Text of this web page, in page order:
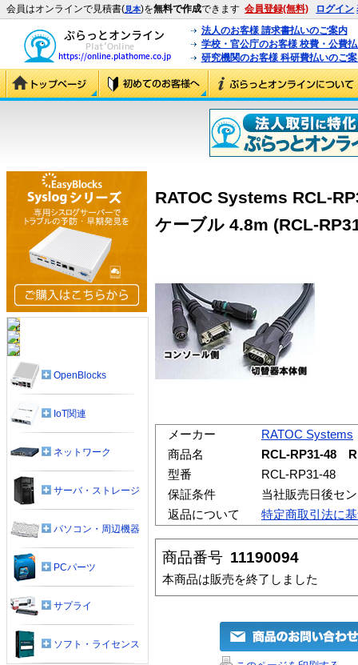
会員はオンラインで見積書(見本)を無料で作成できます 会員登録(無料) ログイン
法人のお客様 請求書払いのご案内
学校・官公庁のお客様 校費・公費
研究機関のお客様 科研費払いのご
RATOC Systems RCL-
ケーブル 4.8m (RCL-
メーカー
RATOC Systems
商品名
RCL-RP31-48
型番
RCL-RP31-48
保証条件
当社販売日後セ
返品について
特定商取引法に
商品番号 11190094
本商品は販売を終了しました
OpenBlocks
IoT関連
ネットワーク
サーバ・ストレージ
パソコン・周辺機器
PCパーツ
サプライ
ソフト・ライセンス